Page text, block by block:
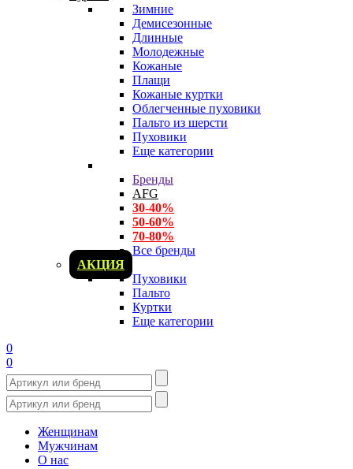
Зимние
Демисезонные
Длинные
Молодежные
Кожаные
Плащи
Кожаные куртки
Облегченные пуховики
Пальто из шерсти
Пуховики
Еще категории
Бренды
AFG
30-40%
50-60%
70-80%
Все бренды
АКЦИЯ
Пуховики
Пальто
Куртки
Еще категории
0
0
Женщинам
Мужчинам
О нас